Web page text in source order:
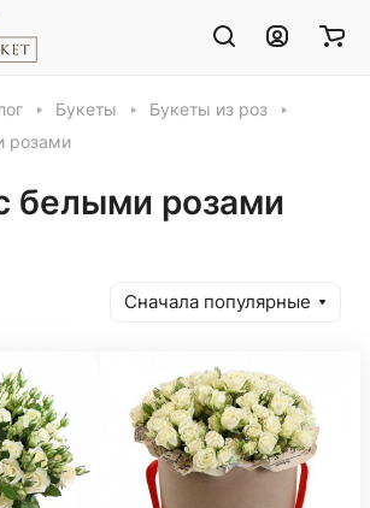
Букеты
Букеты из роз
розами
белыми розами
Сначала популярные